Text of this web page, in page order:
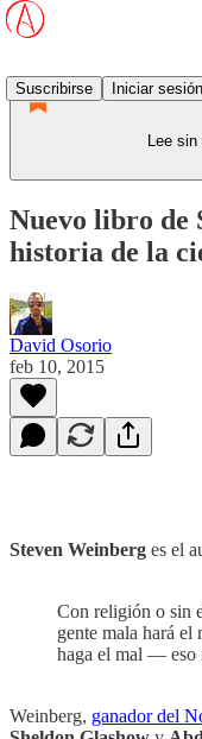
Suscribirse
Iniciar sesión
Lee
Nuevo libro de
historia de la
David Osorio
feb 10, 2015
Steven Weinberg es el
Con religión o sin
gente mala hará el
haga el mal — eso
Weinberg, ganador del